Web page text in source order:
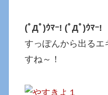
(ﾟДﾟ)ｳﾏｰ! (ﾟДﾟ)ｳﾏｰ!
すっぽんから出る
すね～！